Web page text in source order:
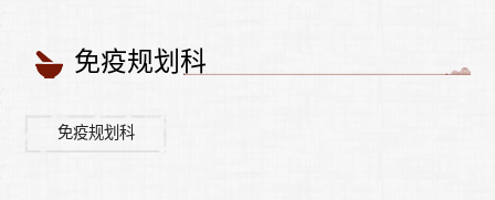
免疫规划科
免疫规划科